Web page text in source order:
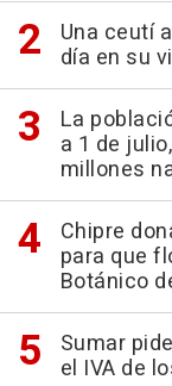
Una ceutí
día en su
La
a 1 de
millones
Chipre
para que
Botánico
Sumar
el IVA de